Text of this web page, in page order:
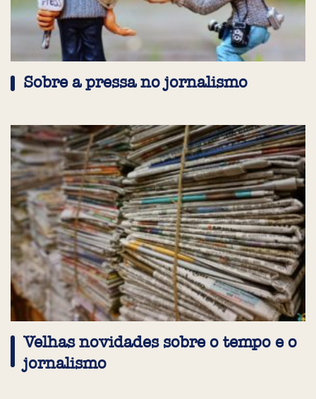
Sobre a pressa no jornalismo
Velhas novidades sobre o tempo e o
jornalismo